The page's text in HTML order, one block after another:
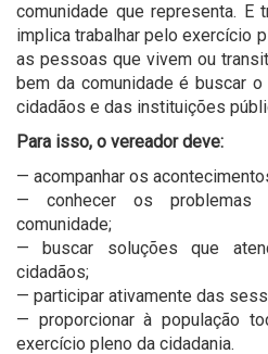
comunidade que representa. E
implica trabalhar pelo exercício
as pessoas que vivem ou
bem da comunidade é buscar
cidadãos e das instituições
Para isso, o vereador deve:
— acompanhar os
— conhecer os problemas
comunidade;
— buscar soluções que
cidadãos;
— participar ativamente das
— proporcionar à população
exercício pleno da cidadania.